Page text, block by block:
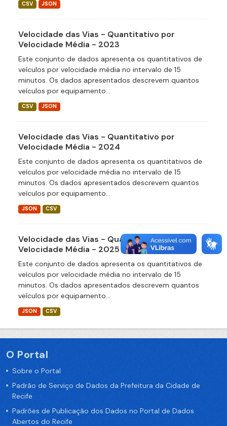
CSV JSON
Velocidade das Vias - Quantitativo por
Velocidade Média - 2023
Este conjunto de dados apresenta os quantitativos de
veículos por velocidade média no intervalo de 15
minutos. Os dados apresentados descrevem quantos
veículos por equipamento...
CSV JSON
Velocidade das Vias - Quantitativo por
Velocidade Média - 2024
Este conjunto de dados apresenta os quantitativos de
veículos por velocidade média no intervalo de 15
minutos. Os dados apresentados descrevem quantos
veículos por equipamento...
JSON CSV
Velocidade das Vias - Quantitativo por
Velocidade Média - 2025
Este conjunto de dados apresenta os quantitativos de
veículos por velocidade média no intervalo de 15
minutos. Os dados apresentados descrevem quantos
veículos por equipamento...
JSON CSV
O Portal
Sobre o Portal
Padrão de Serviço de Dados da Prefeitura da Cidade de
Recife
Padrões de Publicação dos Dados no Portal de Dados
Abertos do Recife